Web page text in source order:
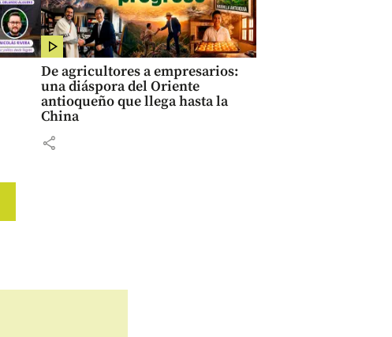
De agricultores a empresarios:
una diáspora del Oriente
antioqueño que llega hasta la
China
share